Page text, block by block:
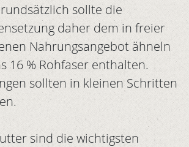
sollte die
daher dem in freier
Nahrungsangebot ähneln
16 % Rohfaser enthalten.
sollten in kleinen Schritten
sind die wichtigsten